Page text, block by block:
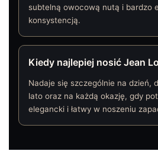
subtelną owocową nutą i bardzo
konsystencją.
Kiedy najlepiej nosić Jean
Nadaje się szczególnie na dzień,
lato oraz na każdą okazję, gdy
elegancki i łatwy w noszeniu